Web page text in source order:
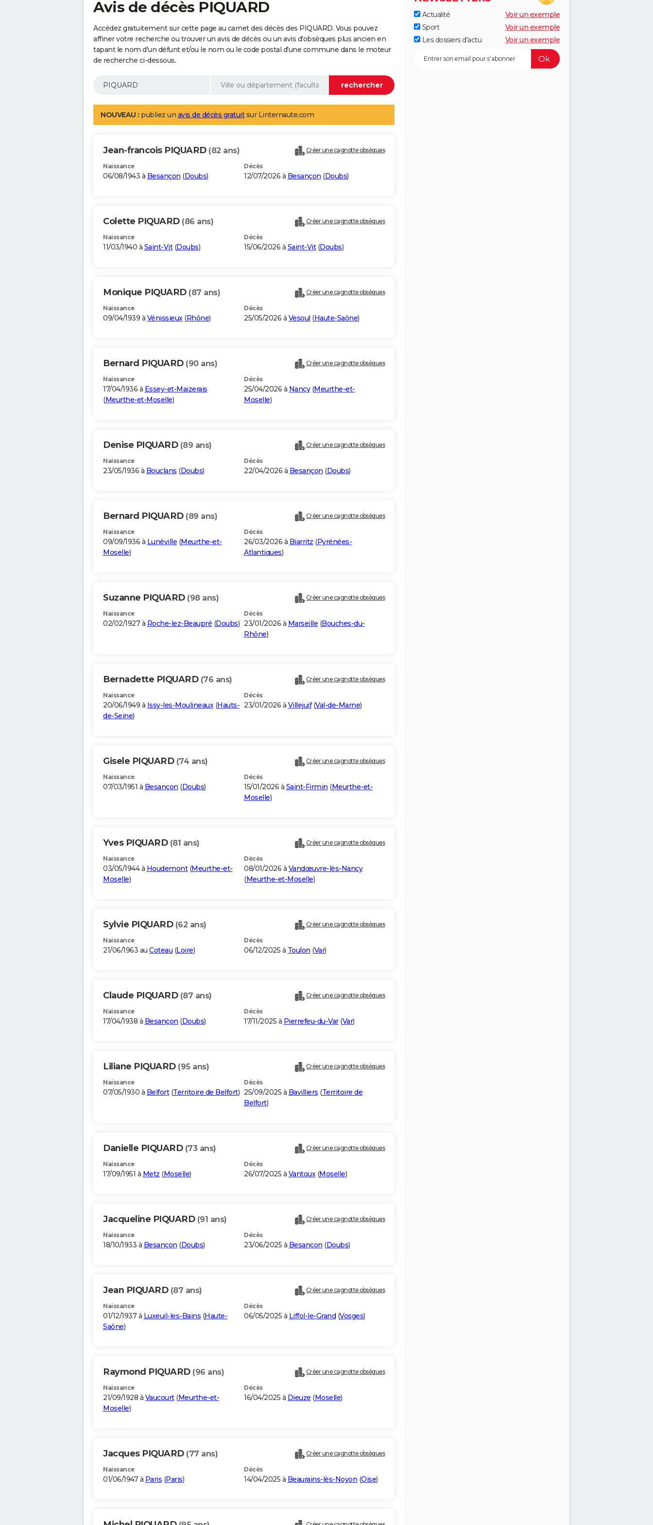
Avis de décès PIQUARD
Accédez gratuitement sur cette page au carnet des décès des PIQUARD. Vous pouvez
affiner votre recherche ou trouver un avis de décès ou un avis d'obsèques plus ancien en
tapant le nom d'un défunt et/ou le nom ou le code postal d'une commune dans le moteur
de recherche ci-dessous.
NOUVEAU : publiez un avis de décès gratuitsur Linternaute.com
Jean-francois PIQUARD (82 ans) Créer une cagnotte obsèques
Naissance
06/08/1943 à Besançon (Doubs)
Décès
12/07/2026 à Besançon (Doubs)
Colette PIQUARD (86 ans) Créer une cagnotte obsèques
Naissance
11/03/1940 à Saint-Vit(Doubs)
Décès
15/06/2026 à Saint-Vit(Doubs)
Monique PIQUARD (87 ans) Créer une cagnotte obsèques
Naissance
09/04/1939 à Vénissieux(Rhône)
Décès
25/05/2026 à Vesoul (Haute-Saône)
Bernard PIQUARD (90 ans) Créer une cagnotte obsèques
Naissance
17/04/1936 à Essey-et-Maizerais
(Meurthe-et-Moselle)
Décès
25/04/2026 à Nancy(Meurthe-et-
Moselle)
Denise PIQUARD (89 ans) Créer une cagnotte obsèques
Naissance
23/05/1936 à Bouclans (Doubs)
Décès
22/04/2026 à Besançon (Doubs)
Bernard PIQUARD (89 ans) Créer une cagnotte obsèques
Naissance
09/09/1936 à Lunéville (Meurthe-et-
Moselle)
Décès
26/03/2026 à Biarritz (Pyrénées-
Atlantiques)
Suzanne PIQUARD (98 ans) Créer une cagnotte obsèques
Naissance
02/02/1927 à Roche-lez-Beaupré (Doubs)
Décès
23/01/2026 à Marseille (Bouches-du-
Rhône)
Bernadette PIQUARD (76 ans) Créer une cagnotte obsèques
Naissance
20/06/1949 à Issy-les-Moulineaux(Hauts-
de-Seine)
Décès
23/01/2026 à Villejuif(Val-de-Marne)
Gisele PIQUARD (74 ans) Créer une cagnotte obsèques
Naissance
07/03/1951 à Besançon (Doubs)
Décès
15/01/2026 à Saint-Firmin (Meurthe-et-
Moselle)
Yves PIQUARD (81 ans) Créer une cagnotte obsèques
Naissance
03/05/1944 à Houdemont(Meurthe-et-
Moselle)
Décès
08/01/2026 à Vandœuvre-lès-Nancy
(Meurthe-et-Moselle)
Sylvie PIQUARD (62 ans) Créer une cagnotte obsèques
Naissance
21/06/1963 au Coteau (Loire)
Décès
06/12/2025 à Toulon (Var)
Claude PIQUARD (87 ans) Créer une cagnotte obsèques
Naissance
17/04/1938 à Besançon (Doubs)
Décès
17/11/2025 à Pierrefeu-du-Var(Var)
Liliane PIQUARD (95 ans) Créer une cagnotte obsèques
Naissance
07/05/1930 à Belfort(Territoire de Belfort)
Décès
25/09/2025 à Bavilliers (Territoire de
Belfort)
Danielle PIQUARD (73 ans) Créer une cagnotte obsèques
Naissance
17/09/1951 à Metz (Moselle)
Décès
26/07/2025 à Vantoux(Moselle)
Jacqueline PIQUARD (91 ans) Créer une cagnotte obsèques
Naissance
18/10/1933 à Besançon (Doubs)
Décès
23/06/2025 à Besançon (Doubs)
Jean PIQUARD (87 ans) Créer une cagnotte obsèques
Naissance
01/12/1937 à Luxeuil-les-Bains (Haute-
Saône)
Décès
06/05/2025 à Liffol-le-Grand (Vosges)
Raymond PIQUARD (96 ans) Créer une cagnotte obsèques
Naissance
21/09/1928 à Vaucourt(Meurthe-et-
Moselle)
Décès
16/04/2025 à Dieuze (Moselle)
Jacques PIQUARD (77 ans) Créer une cagnotte obsèques
Naissance
01/06/1947 à Paris (Paris)
Décès
14/04/2025 à Beaurains-lès-Noyon (Oise)
Actualité
Voir un exemple
Sport
Voir un exemple
Les dossiers d'actu
Voir un exemple